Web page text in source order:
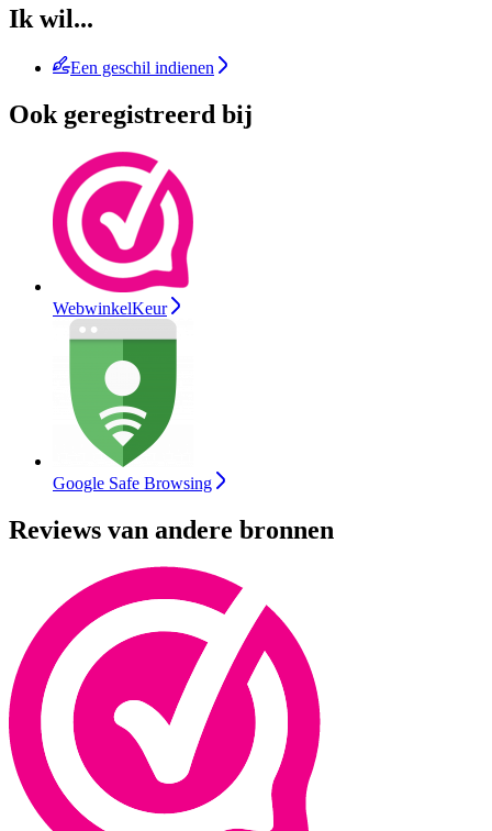
Ik wil...
Een geschil indienen
Ook geregistreerd bij
WebwinkelKeur
Google Safe Browsing
Reviews van andere bronnen